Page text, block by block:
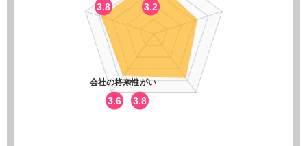
3.2
やりがい
3.8
会社の将来性
3.6
3.8